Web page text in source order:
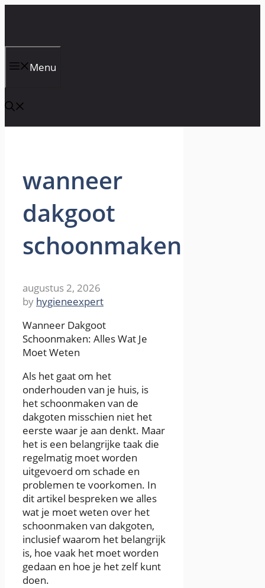
Menu
wanneer
dakgoot
schoonmaken
augustus 2, 2026
by hygieneexpert
Wanneer Dakgoot
Schoonmaken: Alles Wat Je
Moet Weten
Als het gaat om het
onderhouden van je huis, is
het schoonmaken van de
dakgoten misschien niet het
eerste waar je aan denkt. Maar
het is een belangrijke taak die
regelmatig moet worden
uitgevoerd om schade en
problemen te voorkomen. In
dit artikel bespreken we alles
wat je moet weten over het
schoonmaken van dakgoten,
inclusief waarom het belangrijk
is, hoe vaak het moet worden
gedaan en hoe je het zelf kunt
doen.